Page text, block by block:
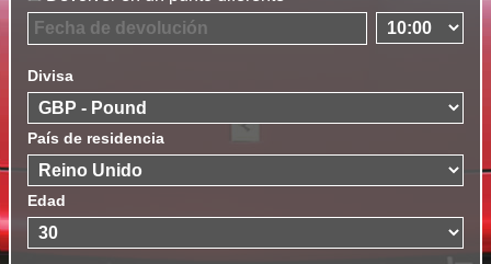
Divisa
País de residencia
Edad